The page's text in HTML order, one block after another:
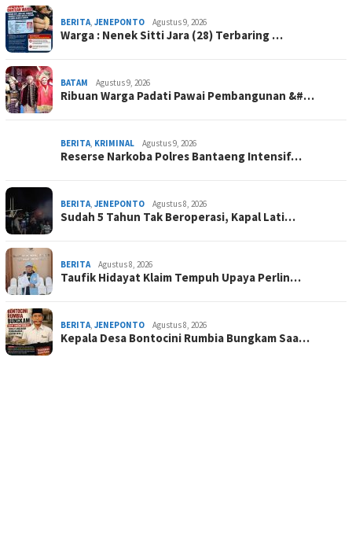
BERITA JENEPONTO Agustus 9, 2026
Warga : Nenek Sitti Jara (28) Terbaring …
BATAM Agustus 9, 2026
Ribuan Warga Padati Pawai Pembangunan &#…
BERITA KRIMINAL Agustus 9, 2026
Reserse Narkoba Polres Bantaeng Intensif…
BERITA JENEPONTO Agustus 8, 2026
Sudah 5 Tahun Tak Beroperasi, Kapal Lati…
BERITA Agustus 8, 2026
Taufik Hidayat Klaim Tempuh Upaya Perlin…
BERITA JENEPONTO Agustus 8, 2026
Kepala Desa Bontocini Rumbia Bungkam Saa…